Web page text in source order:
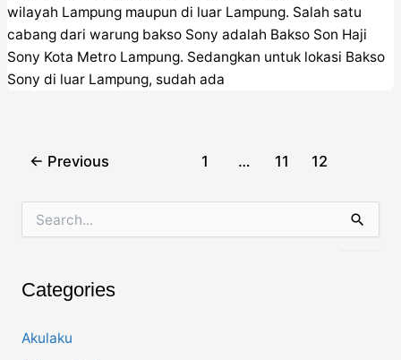
wilayah Lampung maupun di luar Lampung. Salah satu
cabang dari warung bakso Sony adalah Bakso Son Haji
Sony Kota Metro Lampung. Sedangkan untuk lokasi Bakso
Sony di luar Lampung, sudah ada
Post← Previous 1 … 11 12
c
h
o
Categories
Akulaku